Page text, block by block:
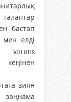
бастап
мен елді
үлгілік
зиян
заңнама